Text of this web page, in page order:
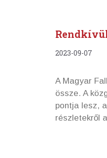
2023-09-07
A Magyar
össze. A
pontja lesz,
részletekről